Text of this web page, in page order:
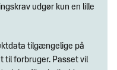
udgør kun en lille
tilgængelige på
forbruger. Passet vil